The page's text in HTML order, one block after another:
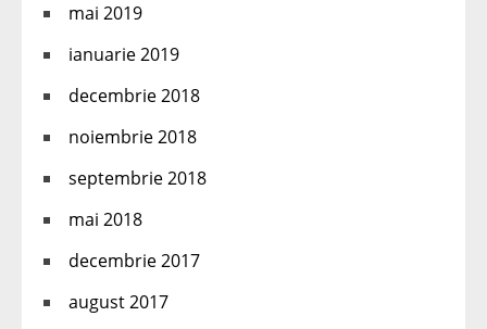
mai 2019
ianuarie 2019
decembrie 2018
noiembrie 2018
septembrie 2018
mai 2018
decembrie 2017
august 2017